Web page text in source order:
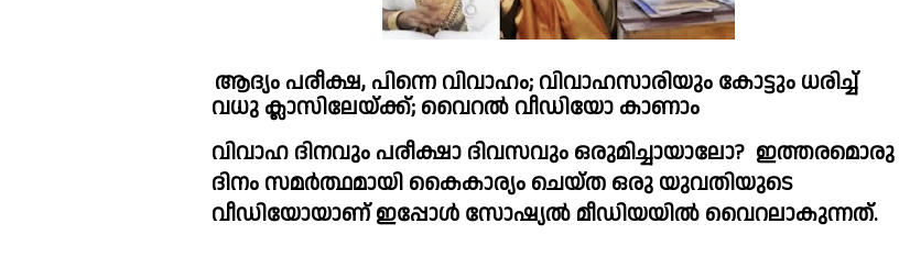
ആദ്യം പരീക്ഷ, പിന്നെ വിവാഹം; വിവാഹസാരിയും കോട്ടും ധരിച്ച്‌
വധു ക്ലാസിലേയ്ക്ക്; വൈറല്‍ വീഡിയോ കാണാം
വിവാഹ ദിനവും പരീക്ഷാ ദിവസവും ഒരുമിച്ചായാലോ?  ഇത്തരമൊരു
ദിനം സമർത്ഥമായി കൈകാര്യം ചെയ്ത ഒരു യുവതിയുടെ
വീഡിയോയാണ് ഇപ്പോൾ സോഷ്യൽ മീഡിയയിൽ വൈറലാകുന്നത്.